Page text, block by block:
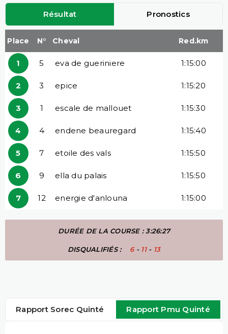
Résultat Pronostics
Place N° Cheval Red.km
1 5 eva de gueriniere 1:15:00
2 3 epice 1:15:20
3 1 escale de mallouet 1:15:30
4 4 endene beauregard 1:15:40
5 7 etoile des vals 1:15:50
6 9 ella du palais 1:15:50
7 12 energie d'anlouna 1:15:00
DURÉE DE LA COURSE : 3:26:27
DISQUALIFIÉS : 6- 11- 13
Rapport Sorec Quinté Rapport Pmu Quinté